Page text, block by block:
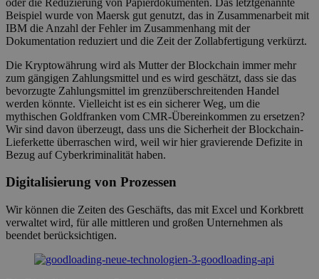
Beispiel wurde von Maersk gut genutzt, das in Zusammenarbeit mit
IBM die Anzahl der Fehler im Zusammenhang mit der
Dokumentation reduziert und die Zeit der Zollabfertigung verkürzt.
Die Kryptowährung wird als Mutter der Blockchain immer mehr
zum gängigen Zahlungsmittel und es wird geschätzt, dass sie das
bevorzugte Zahlungsmittel im grenzüberschreitenden Handel
werden könnte. Vielleicht ist es ein sicherer Weg, um die
mythischen Goldfranken vom CMR-Übereinkommen zu ersetzen?
Wir sind davon überzeugt, dass uns die Sicherheit der Blockchain-
Lieferkette überraschen wird, weil wir hier gravierende Defizite in
Bezug auf Cyberkriminalität haben.
Digitalisierung von Prozessen
Wir können die Zeiten des Geschäfts, das mit Excel und Korkbrett
verwaltet wird, für alle mittleren und großen Unternehmen als
beendet berücksichtigen.